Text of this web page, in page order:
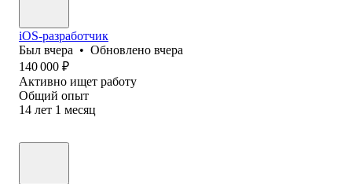
iOS-разработчик
Был вчера • Обновлено вчера
140 000 ₽
Активно ищет работу
Общий опыт
14 лет 1 месяц